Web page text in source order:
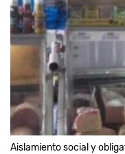
Aislamiento social y